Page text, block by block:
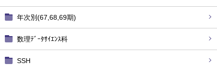
年次別(67,68,69期)
数理ﾃﾞｰﾀｻｲｴﾝｽ科
SSH